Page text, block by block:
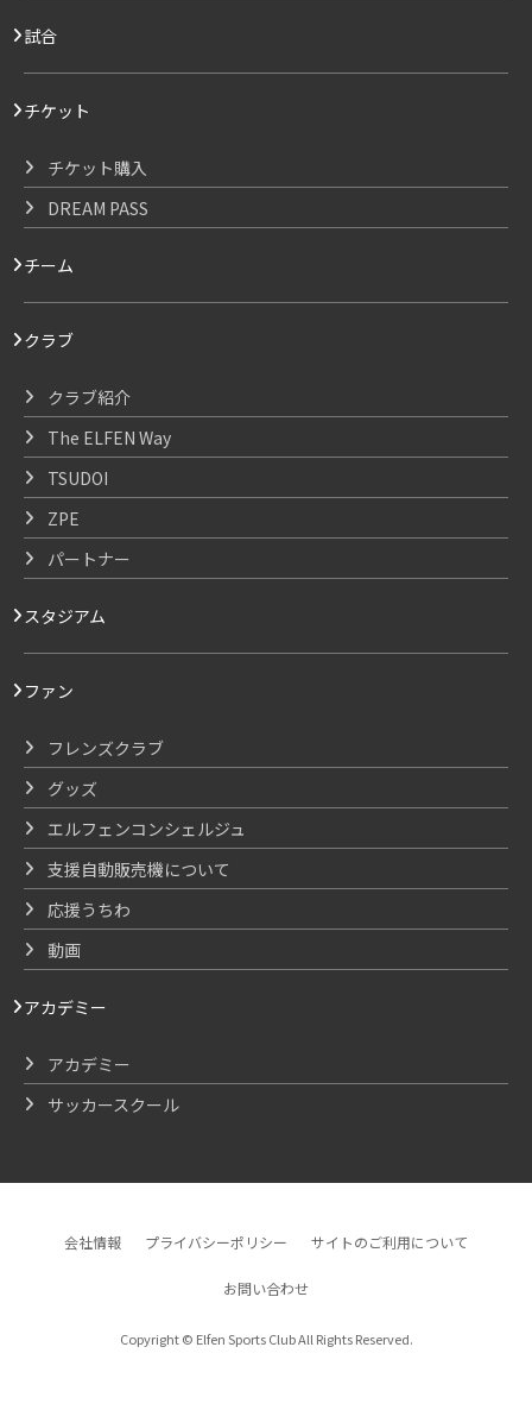
試合
チケット
チケット購入
DREAM PASS
チーム
クラブ
クラブ紹介
The ELFEN Way
TSUDOI
ZPE
パートナー
スタジアム
ファン
フレンズクラブ
グッズ
エルフェンコンシェルジュ
支援自動販売機について
応援うちわ
動画
アカデミー
アカデミー
サッカースクール
会社情報 プライバシーポリシー サイトのご利用について
お問い合わせ
Copyright © Elfen Sports Club All Rights Reserved.